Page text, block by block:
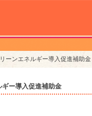
ーンエネルギー導入促進補助金
ギー導入促進補助金